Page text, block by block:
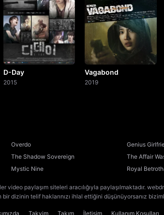
D-Day
2015
Vagabond
2019
Overdo
Genius
The Shadow Sovereign
The Affair
Mystic Nine Royal
video paylaşım siteleri aracılığıyla paylaşılmaktadır.
dizinin telif haklarınızı ihlal ettiğini düşünüyorsanız
Takvim Takım İletişim Kullanım Koşulları